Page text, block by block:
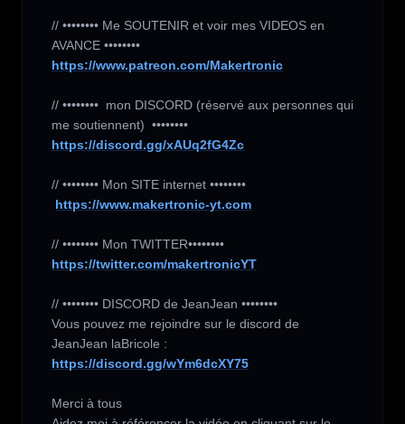
// •••••••• Me SOUTENIR et voir mes VIDEOS en
https://www.patreon.com/Makertronic
// ••••••••  mon DISCORD (réservé aux personnes qui
https://discord.gg/xAUq2fG4Zc
// •••••••• Mon SITE internet ••••••••
https://www.makertronic-yt.com
https://twitter.com/makertronicYT
// •••••••• DISCORD de JeanJean ••••••••
Vous pouvez me rejoindre sur le discord de
https://discord.gg/wYm6dcXY75
Merci à tous